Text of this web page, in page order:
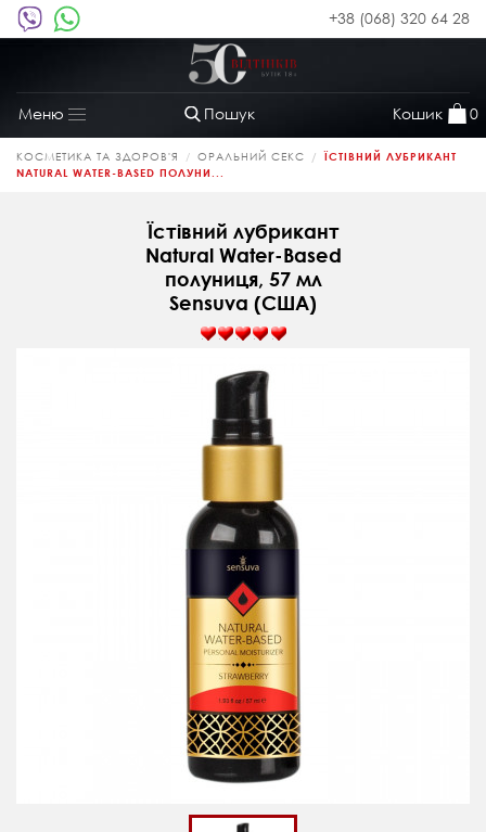
+38 (068) 320 64 28
Пошук Кошик 0
Меню
Toggle
navigation
КОСМЕТИКА ТА ЗДОРОВ'Я ОРАЛЬНИЙ СЕКС
ЇСТІВНИЙ ЛУБРИКАНТ
NATURAL WATER-BASED ПОЛУНИ...
Їстівний лубрикант
Natural Water-Based
полуниця, 57 мл
Sensuva (США)